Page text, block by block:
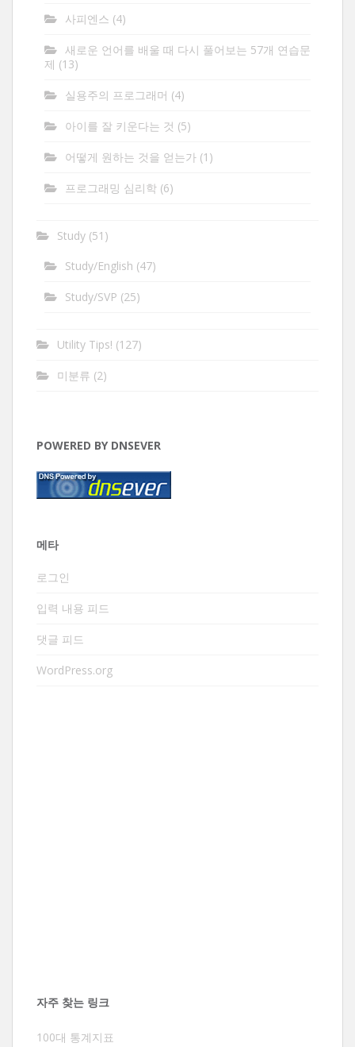
사피엔스 (4)
새로운 언어를 배울 때 다시 풀어보는 57개 연습문
제 (13)
실용주의 프로그래머 (4)
아이를 잘 키운다는 것 (5)
어떻게 원하는 것을 얻는가 (1)
프로그래밍 심리학 (6)
Study (51)
Study/English (47)
Study/SVP (25)
Utility Tips! (127)
미분류 (2)
POWERED BY DNSEVER
메타
로그인
입력 내용 피드
댓글 피드
WordPress.org
자주 찾는 링크
100대 통계지표